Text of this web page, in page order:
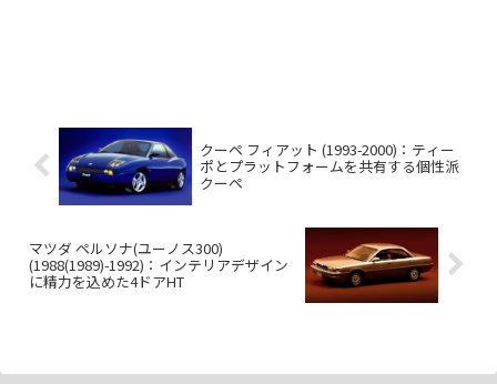
クーペ フィアット (1993-2000)：ティー
ポとプラットフォームを共有する個性派
クーペ
マツダ ペルソナ(ユーノス300)
(1988(1989)-1992)：インテリアデザイン
に精力を込めた4ドアHT